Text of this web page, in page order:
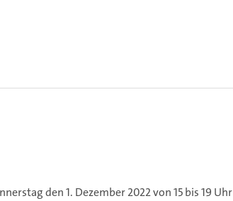
den 1. Dezember 2022 von 15 bis 19 Uhr